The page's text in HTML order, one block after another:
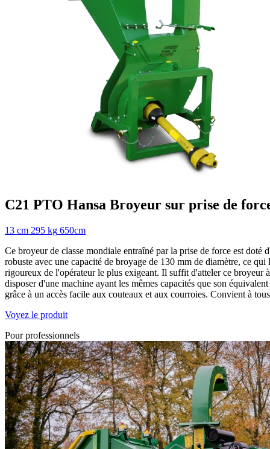
C21 PTO Hansa Broyeur sur prise de
13 cm 295 kg 650cm
Ce broyeur de classe mondiale entraîné par la prise de force est doté
robuste avec une capacité de broyage de 130 mm de diamètre, ce
rigoureux de l'opérateur le plus exigeant. Il suffit d'atteler ce broyeur
disposer d'une machine ayant les mêmes capacités que son
grâce à un accès facile aux couteaux et aux courroies. Convient à
Voyez le produit
Pour professionnels